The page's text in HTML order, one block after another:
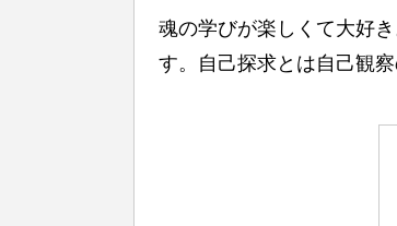
魂の学びが楽しくて大好
す。自己探求とは自己観